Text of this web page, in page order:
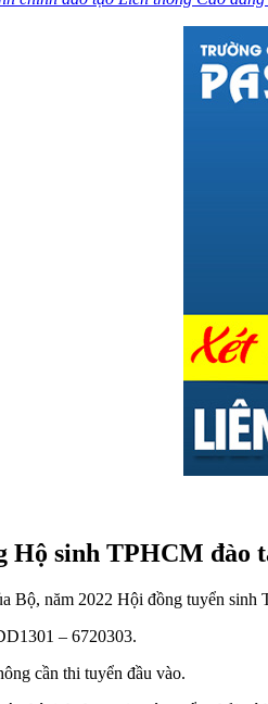
Hộ sinh TPHCM đào
Bộ, năm 2022 Hội đồng tuyển sinh
– 6720303.
cần thi tuyển đầu vào.